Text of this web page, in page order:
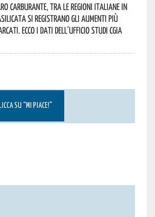
carburante, tra le regioni italiane in
si registrano gli aumenti più
Ecco i dati dell’Ufficio studi CGIA
SU “MI PIACE!”